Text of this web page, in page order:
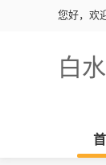
您好，欢
白